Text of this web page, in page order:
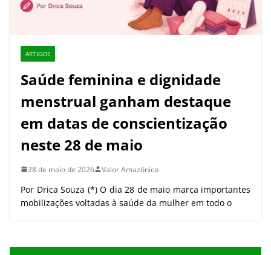
ARTIGOS
Saúde feminina e dignidade
menstrual ganham destaque
em datas de conscientização
neste 28 de maio
28 de maio de 2026 Valor Amazônico
Por Drica Souza (*) O dia 28 de maio marca importantes
mobilizações voltadas à saúde da mulher em todo o